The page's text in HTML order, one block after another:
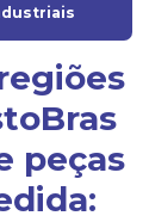
peças